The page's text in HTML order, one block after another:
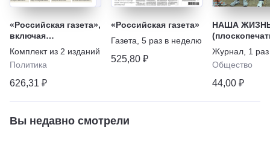
«Российская газета»,
включая
еженедельный
выпуск «Российской
газеты» – Неделя
Комплект из 2 изданий
Политика
626,31 ₽
«Российская газета»
Газета 5 раз в неделю
525,80 ₽
НАША
шрифт)
Журнал 1
Общество
44,00 ₽
Вы недавно смотрели